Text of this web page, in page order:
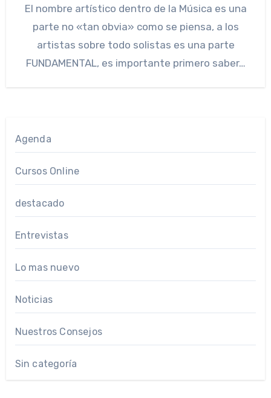
El nombre artístico dentro de la Música es una
parte no «tan obvia» como se piensa, a los
artistas sobre todo solistas es una parte
FUNDAMENTAL, es importante primero saber…
Agenda
Cursos Online
destacado
Entrevistas
Lo mas nuevo
Noticias
Nuestros Consejos
Sin categoría